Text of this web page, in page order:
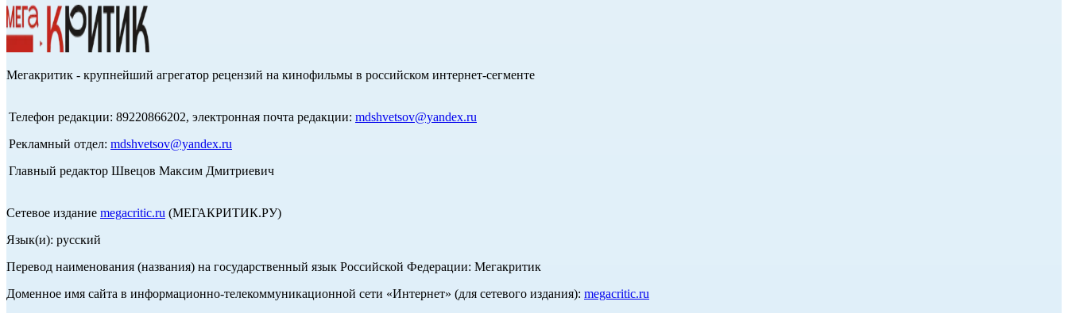
Мегакритик - крупнейший агрегатор рецензий на кинофильмы в российском интернет-сегменте
Телефон редакции: 89220866202, электронная почта редакции: mdshvetsov@yandex.ru
Рекламный отдел: mdshvetsov@yandex.ru
Главный редактор Швецов Максим Дмитриевич
Сетевое издание megacritic.ru (МЕГАКРИТИК.РУ)
Язык(и): русский
Перевод наименования (названия) на государственный язык Российской Федерации: Мегакритик
Доменное имя сайта в информационно-телекоммуникационной сети «Интернет» (для сетевого издания): megacritic.ru